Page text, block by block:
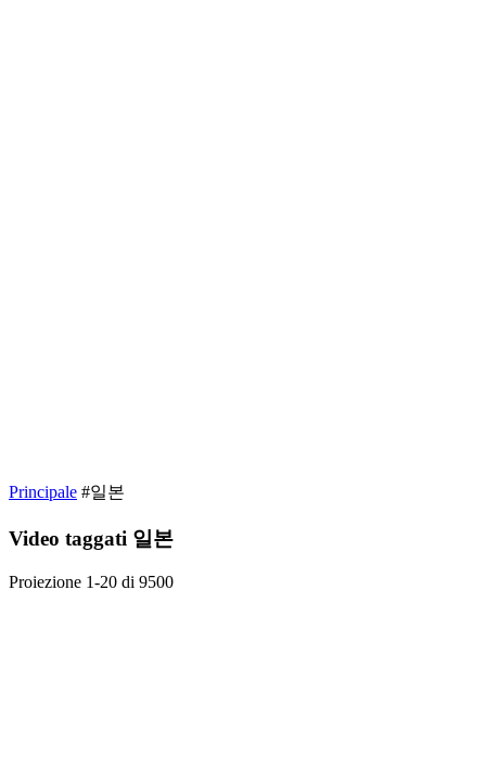
Principale #일본
Video taggati 일본
Proiezione 1-20 di 9500